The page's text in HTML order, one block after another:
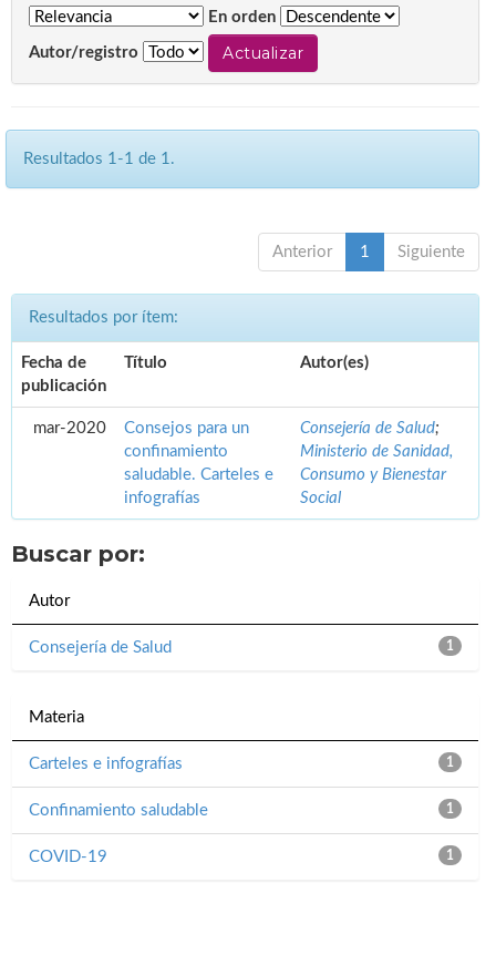
En orden
Autor/registro
Resultados 1-1 de 1.
Anterior 1 Siguiente
Resultados por ítem:
Fecha de
publicación
Título Autor(es)
mar-2020
Consejos para un
confinamiento
saludable. Carteles e
infografías
Consejería de Salud;
Ministerio de Sanidad,
Consumo y Bienestar
Social
Buscar por:
Autor
1
Consejería de Salud
Materia
1
Carteles e infografías
1
Confinamiento saludable
1
COVID-19